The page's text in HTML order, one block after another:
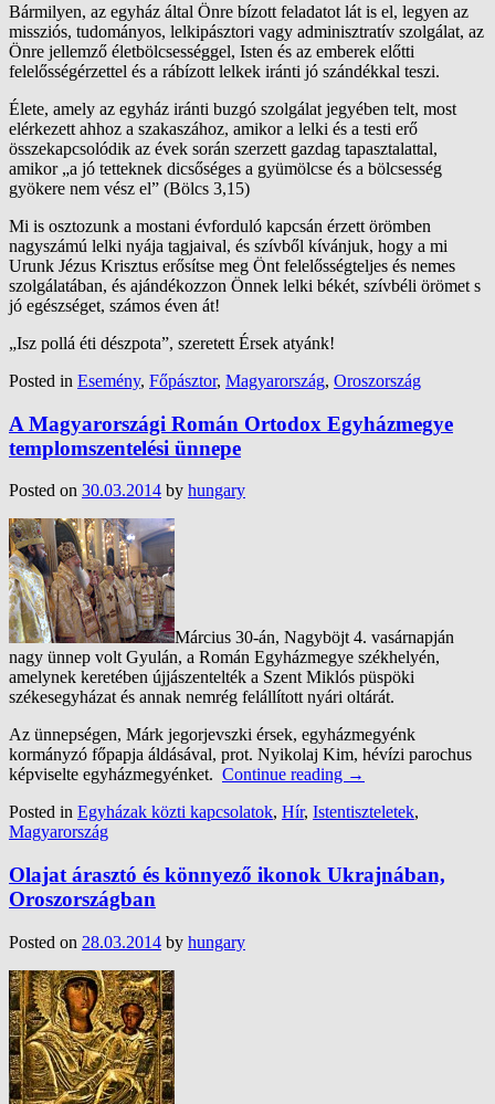
Bármilyen, az egyház által Önre bízott feladatot lát is el, legyen az
missziós, tudományos, lelkipásztori vagy adminisztratív szolgálat, az
Önre jellemző életbölcsességgel, Isten és az emberek előtti
felelősségérzettel és a rábízott lelkek iránti jó szándékkal teszi.
Élete, amely az egyház iránti buzgó szolgálat jegyében telt, most
elérkezett ahhoz a szakaszához, amikor a lelki és a testi erő
összekapcsolódik az évek során szerzett gazdag tapasztalattal,
amikor „a jó tetteknek dicsőséges a gyümölcse és a bölcsesség
gyökere nem vész el” (Bölcs 3,15)
Mi is osztozunk a mostani évforduló kapcsán érzett örömben
nagyszámú lelki nyája tagjaival, és szívből kívánjuk, hogy a mi
Urunk Jézus Krisztus erősítse meg Önt felelősségteljes és nemes
szolgálatában, és ajándékozzon Önnek lelki békét, szívbéli örömet s
jó egészséget, számos éven át!
„Ιsz pollá éti dészpota”, szeretett Érsek atyánk!
Posted in Esemény, Főpásztor, Magyarország, Oroszország
A Magyarországi Román Ortodox Egyházmegye
templomszentelési ünnepe
Posted on 30.03.2014 by hungary
Március 30-án, Nagyböjt 4. vasárnapján
nagy ünnep volt Gyulán, a Román Egyházmegye székhelyén,
amelynek keretében újjászentelték a Szent Miklós püspöki
székesegyházat és annak nemrég felállított nyári oltárát.
Az ünnepségen, Márk jegorjevszki érsek, egyházmegyénk
kormányzó főpapja áldásával, prot. Nyikolaj Kim, hévízi parochus
képviselte egyházmegyénket. Continue reading →
Posted in Egyházak közti kapcsolatok, Hír, Istentiszteletek,
Magyarország
Olajat árasztó és könnyező ikonok Ukrajnában,
Oroszországban
Posted on 28.03.2014 by hungary